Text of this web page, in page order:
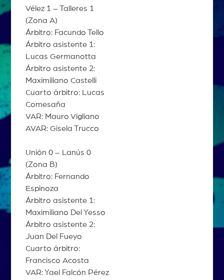
Vélez 1 – Talleres 1
(Zona A)
Árbitro: Facundo Tello
Árbitro asistente 1:
Lucas Germanotta
Árbitro asistente 2:
Maximiliano Castelli
Cuarto árbitro: Lucas
Comesaña
VAR: Mauro Vigliano
AVAR: Gisela Trucco
Unión 0 – Lanús 0
(Zona B)
Árbitro: Fernando
Espinoza
Árbitro asistente 1:
Maximiliano Del Yesso
Árbitro asistente 2:
Juan Del Fueyo
Cuarto árbitro:
Francisco Acosta
VAR: Yael Falcón Pérez